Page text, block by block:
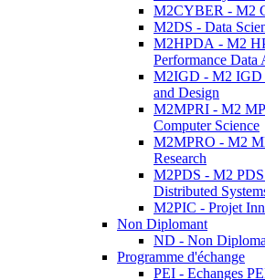
M2CYBER - M2
M2DS - Data
M2HPDA - M2
Performance Data
M2IGD - M2 IGD
and Design
M2MPRI - M2
Computer Science
M2MPRO - M2
Research
M2PDS - M2 PDS
Distributed
M2PIC - Projet
Non Diplomant
ND - Non
Programme d'échange
PEI - Echanges